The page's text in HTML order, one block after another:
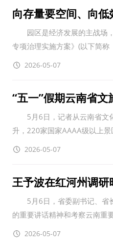
向存量要空间、向
园区是经济发展的主战场，
专项治理实施方案》(以下简称
2026-05-07
“五一”假期云南省
5月6日，记者从云南省文化
升，220家国家AAAA级以上
2026-05-07
王予波在红河州调
5月6日，省委副书记、省长
的重要讲话精神和考察云南重
2026-05-07